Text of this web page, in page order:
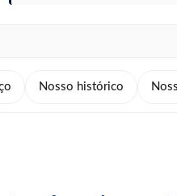
Nosso histórico